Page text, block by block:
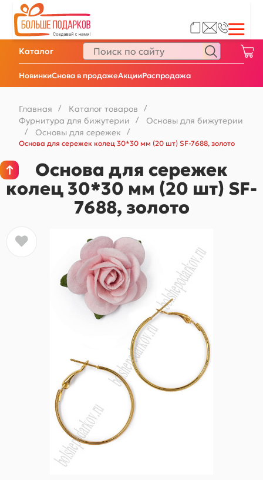
НовинкиСнова в продажеАкцииРаспродажа
Каталог
Главная / Каталог товаров /
Фурнитура для бижутерии / Основы для бижутерии
/ Основы для сережек
/
Основа для сережек колец 30*30 мм (20 шт) SF-7688, золото
Основа для сережек
колец 30*30 мм (20 шт) SF-
7688, золото